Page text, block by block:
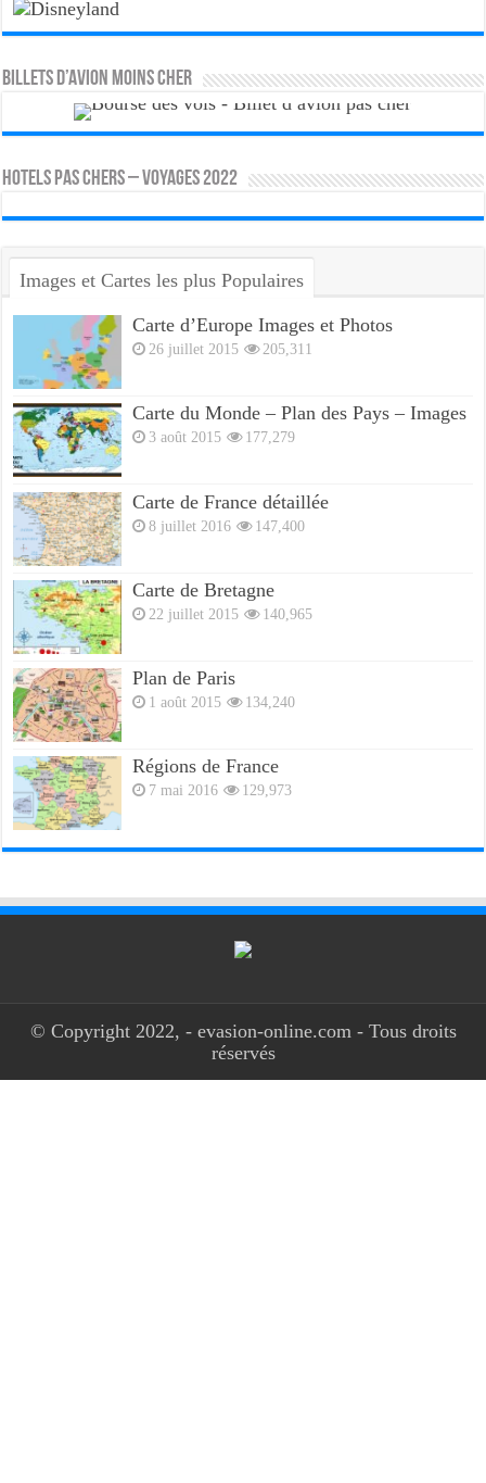
Billets d’avion moins cher
HOTELS PAS CHERS – VOYAGES 2022
Images et Cartes les plus Populaires
Carte d’Europe Images et Photos
26 juillet 2015 205,311
Carte du Monde – Plan des Pays – Images
3 août 2015 177,279
Carte de France détaillée
8 juillet 2016 147,400
Carte de Bretagne
22 juillet 2015 140,965
Plan de Paris
1 août 2015 134,240
Régions de France
7 mai 2016 129,973
© Copyright 2022, - evasion-online.com - Tous droits
réservés